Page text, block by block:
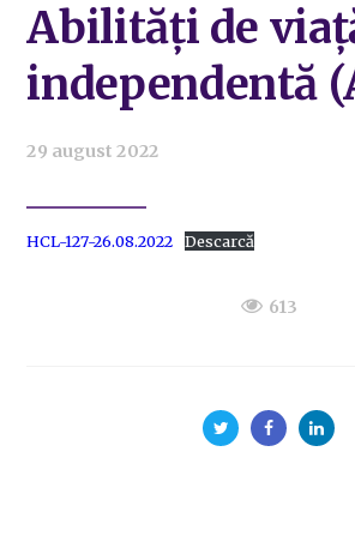
Abilități de
independentă
29 august 2022
HCL-127-26.08.2022 Descarcă
613